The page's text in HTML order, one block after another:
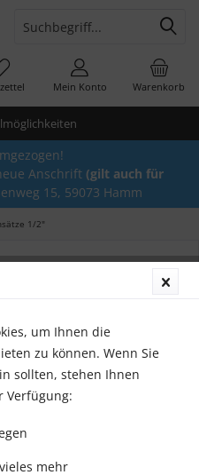
Warenkorb
Mein Konto
Anschrift (gilt auch für
15, 59073 Hamm
1/2"
um Ihnen die
zu können. Wenn Sie
sollten, stehen Ihnen
Verfügung:
mehr